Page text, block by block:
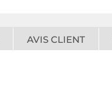
AVIS CLIENT